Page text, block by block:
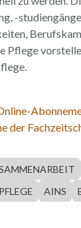
-
Pflege
der
AINS